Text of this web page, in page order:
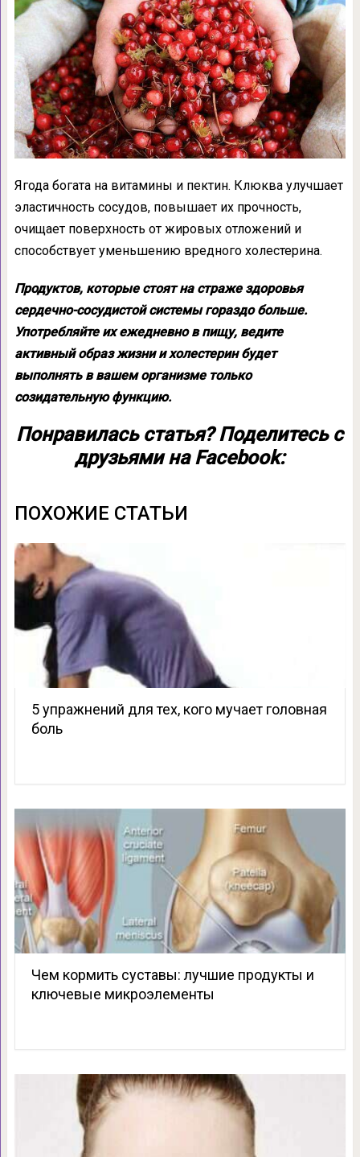
Ягода богата на витамины и пектин. Клюква улучшает
эластичность сосудов, повышает их прочность,
очищает поверхность от жировых отложений и
способствует уменьшению вредного холестерина.
Продуктов, которые стоят на страже здоровья
сердечно-сосудистой системы гораздо больше.
Употребляйте их ежедневно в пищу, ведите
активный образ жизни и холестерин будет
выполнять в вашем организме только
созидательную функцию.
Понравилась статья? Поделитесь с
друзьями на Facebook:
ПОХОЖИЕ СТАТЬИ
5 упражнений для тех, кого мучает головная
боль
Чем кормить суставы: лучшие продукты и
ключевые микроэлементы